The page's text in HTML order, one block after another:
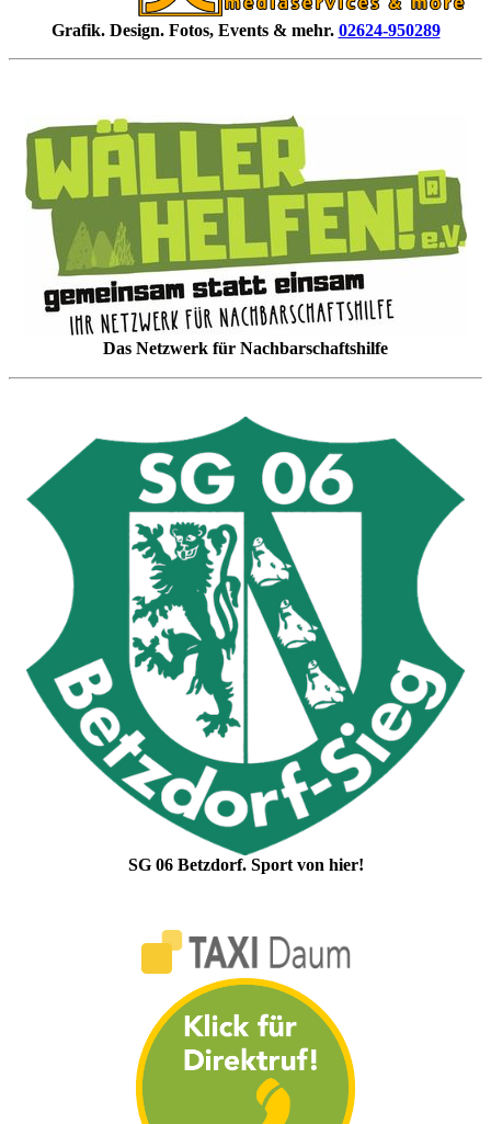
Grafik. Design. Fotos, Events & mehr. 02624-950289
Das Netzwerk für Nachbarschaftshilfe
SG 06 Betzdorf. Sport von hier!